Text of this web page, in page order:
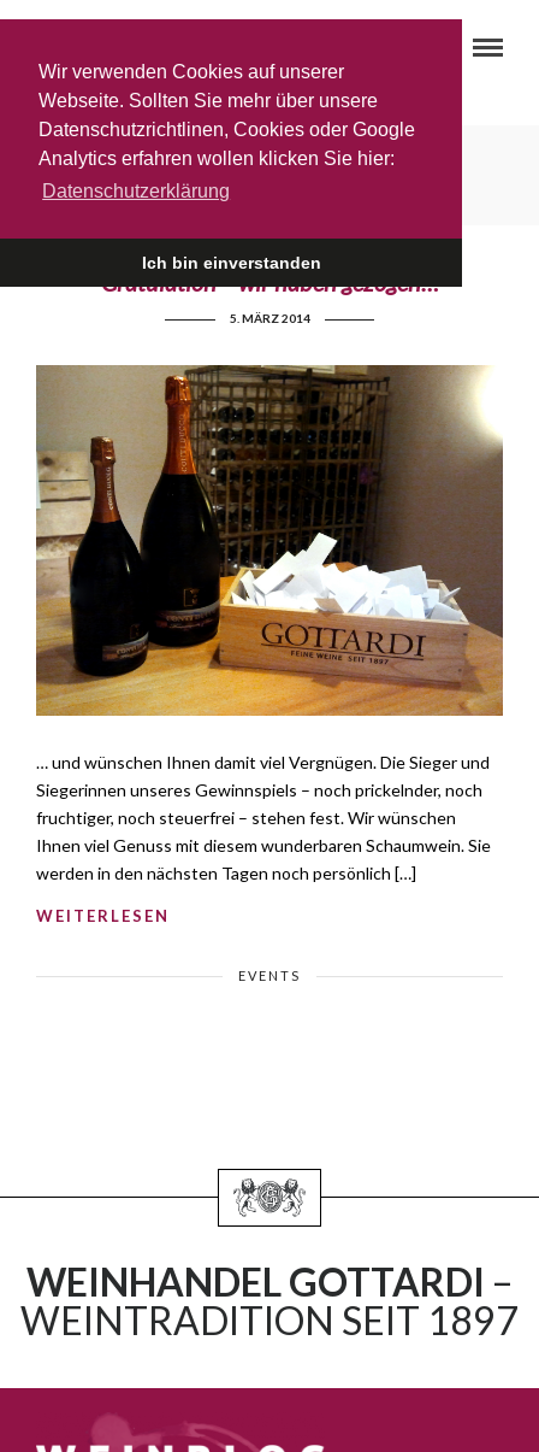
Wir verwenden Cookies auf unserer
Webseite. Sollten Sie mehr über unsere
Datenschutzrichtlinen, Cookies oder Google
Analytics erfahren wollen klicken Sie hier:
Datenschutzerklärung
Ich bin einverstanden
Magnum
Gratulation – wir haben gezogen…
5. MÄRZ 2014
… und wünschen Ihnen damit viel Vergnügen. Die Sieger und
Siegerinnen unseres Gewinnspiels – noch prickelnder, noch
fruchtiger, noch steuerfrei – stehen fest. Wir wünschen
Ihnen viel Genuss mit diesem wunderbaren Schaumwein. Sie
werden in den nächsten Tagen noch persönlich […]
WEITERLESEN
EVENTS
WEINHANDEL GOTTARDI –
WEINTRADITION SEIT 1897